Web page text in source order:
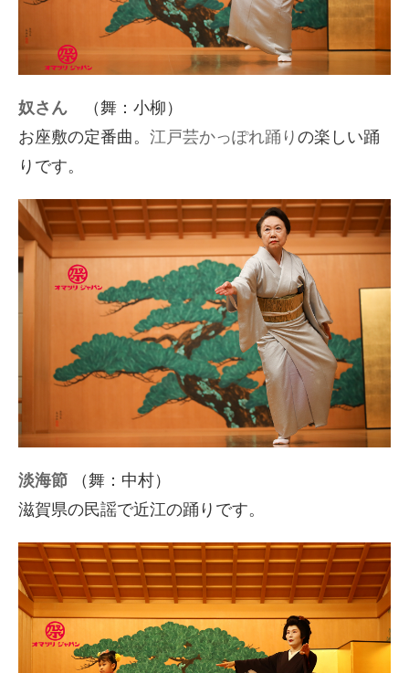
奴さん （舞：小柳）
お座敷の定番曲。 江戸芸かっぽれ踊り の楽しい踊
りです。
淡海節 （舞：中村）
滋賀県の民謡で近江の踊りです。